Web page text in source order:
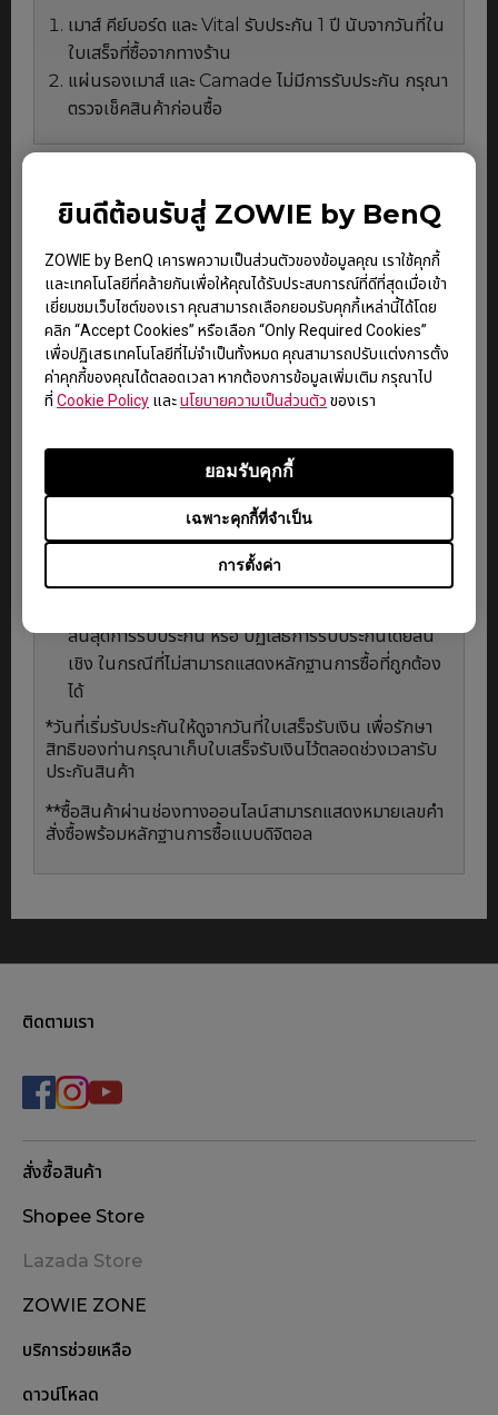
ยินดีต้อนรับสู่ ZOWIE by BenQ
ZOWIE by BenQ เคารพความเป็นส่วนตัวของข้อมูลคุณ เราใช้คุกกี้
และเทคโนโลยีที่คล้ายกันเพื่อให้คุณได้รับประสบการณ์ที่ดีที่สุดเมื่อเข้า
เยี่ยมชมเว็บไซต์ของเรา คุณสามารถเลือกยอมรับคุกกี้เหล่านี้ได้โดย
คลิก “Accept Cookies” หรือเลือก “Only Required Cookies”
เพื่อปฏิเสธเทคโนโลยีที่ไม่จำเป็นทั้งหมด คุณสามารถปรับแต่งการตั้ง
ค่าคุกกี้ของคุณได้ตลอดเวลา หากต้องการข้อมูลเพิ่มเติม กรุณาไป
ที่ Cookie Policy และนโยบายความเป็นส่วนตัว ของเรา
การตั้งค่า
เฉพาะคุกกี้ที่จำเป็น
ยอมรับคุกกี้
เมาส์ คีย์บอร์ด และ Vital รับประกัน 1 ปี นับจากวันที่ใน
ใบเสร็จที่ซื้อจากทางร้าน
แผ่นรองเมาส์ และ Camade ไม่มีการรับประกัน กรุณา
ตรวจเช็คสินค้าก่อนซื้อ
รับประกันสินค้าเฉพาะกรณีที่เสียจากการใช้งานปกติเท่านั้น
(สินค้าแตกหัก ไหม้ มีของเหลวเข้าไปภายในตัวสินค้า สินค้าที่
ชำรุดเนื่องจากการใช้งานที่ไม่เหมาะสมไม่อยู่ในเงื่อนไขการ
รับประกัน)
อ่านข้อมูลเพิ่มเติม
ขั้นตอนการรับประกัน
โดยตรงเพื่อเริ่มกระบวนการให้บริการรับประกัน หรือ
ติดต่อ Line@BenQCare
แสดงหลักฐานการซื้อที่ถูกต้อง โดยการรับประกันจะ
พิจารณาจากวันที่ซื้อสินค้าโดยลูกค้ารายแรก เพียงแสดง
สิ้นสุดการรับประกัน หรือ ปฏิเสธการรับประกันโดยสิ้น
เชิง ในกรณีที่ไม่สามารถแสดงหลักฐานการซื้อที่ถูกต้อง
ได้
*วันที่เริ่มรับประกันให้ดูจากวันที่ใบเสร็จรับเงิน เพื่อรักษา
สิทธิของท่านกรุณาเก็บใบเสร็จรับเงินไว้ตลอดช่วงเวลารับ
ประกันสินค้า
**ซื้อสินค้าผ่านช่องทางออนไลน์สามารถแสดงหมายเลขคำ
สั่งซื้อพร้อมหลักฐานการซื้อแบบดิจิตอล
ติดตามเรา
สั่งซื้อสินค้า
Shopee Store
Lazada Store
ZOWIE ZONE
บริการช่วยเหลือ
ดาวน์โหลด